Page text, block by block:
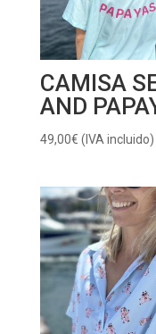
CAMISA
AND
49,00€ (IVA incluido)